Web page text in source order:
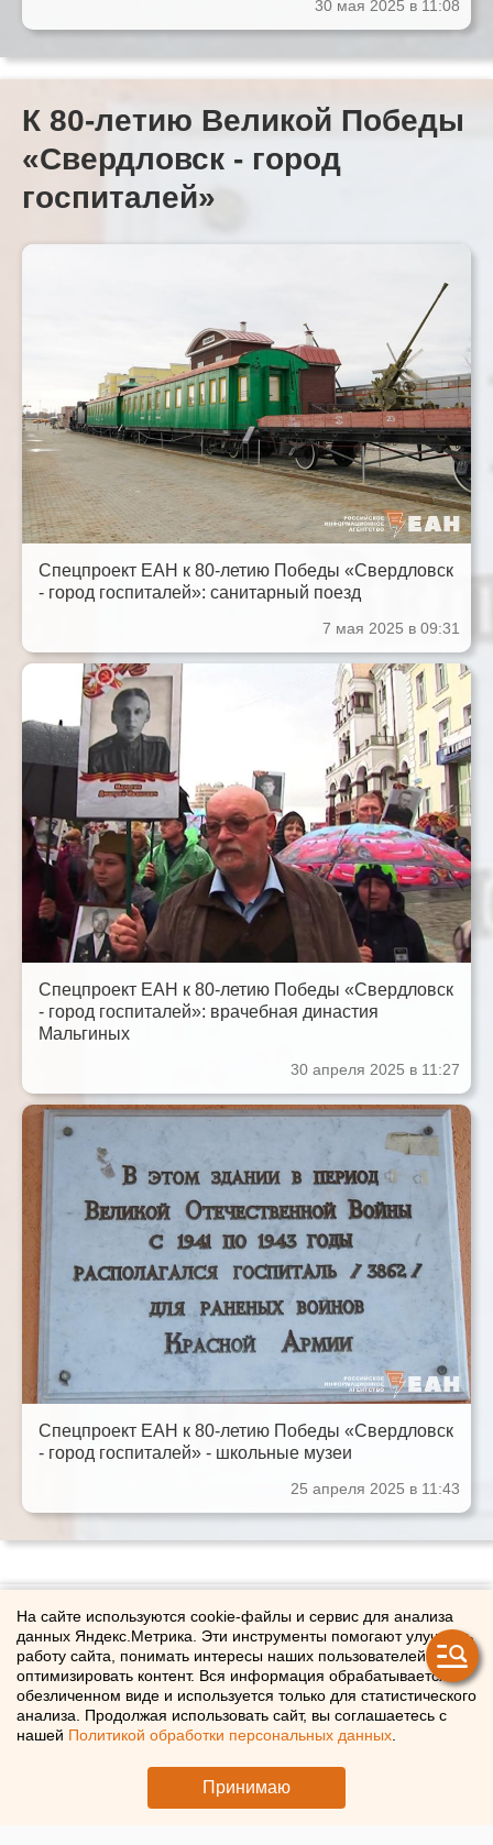
30 мая 2025 в 11:08
К 80-летию Великой Победы
«Свердловск - город
госпиталей»
Спецпроект ЕАН к 80-летию Победы «Свердловск
- город госпиталей»: санитарный поезд
7 мая 2025 в 09:31
Спецпроект ЕАН к 80-летию Победы «Свердловск
- город госпиталей»: врачебная династия
Мальгиных
30 апреля 2025 в 11:27
Спецпроект ЕАН к 80-летию Победы «Свердловск
- город госпиталей» - школьные музеи
25 апреля 2025 в 11:43
ГЛАВНЫЕ НОВОСТИ
В свердловском минобразования назвали школы, в
которых готовят вундеркиндов
«УралТерраДжаз» в Камышлове – как добраться и кого
послушать
Свердловская криминальная легенда 90-х Федулев
освободился и вернулся в Екатеринбург
На сайте используются cookie-файлы и сервис для анализа
данных Яндекс.Метрика. Эти инструменты помогают улучшать
работу сайта, понимать интересы наших пользователей и
оптимизировать контент. Вся информация обрабатывается в
обезличенном виде и используется только для статистического
анализа. Продолжая использовать сайт, вы соглашаетесь с
нашей Политикой обработки персональных данных
Принимаю